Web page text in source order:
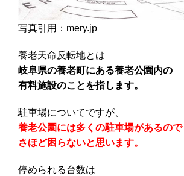
写真引用：mery.jp
養老天命反転地とは
岐阜県の養老町にある養老公園内の
有料施設のことを指します。
駐車場についてですが、
養老公園には多くの駐車場があるので
さほど困らないと思います。
停められる台数は